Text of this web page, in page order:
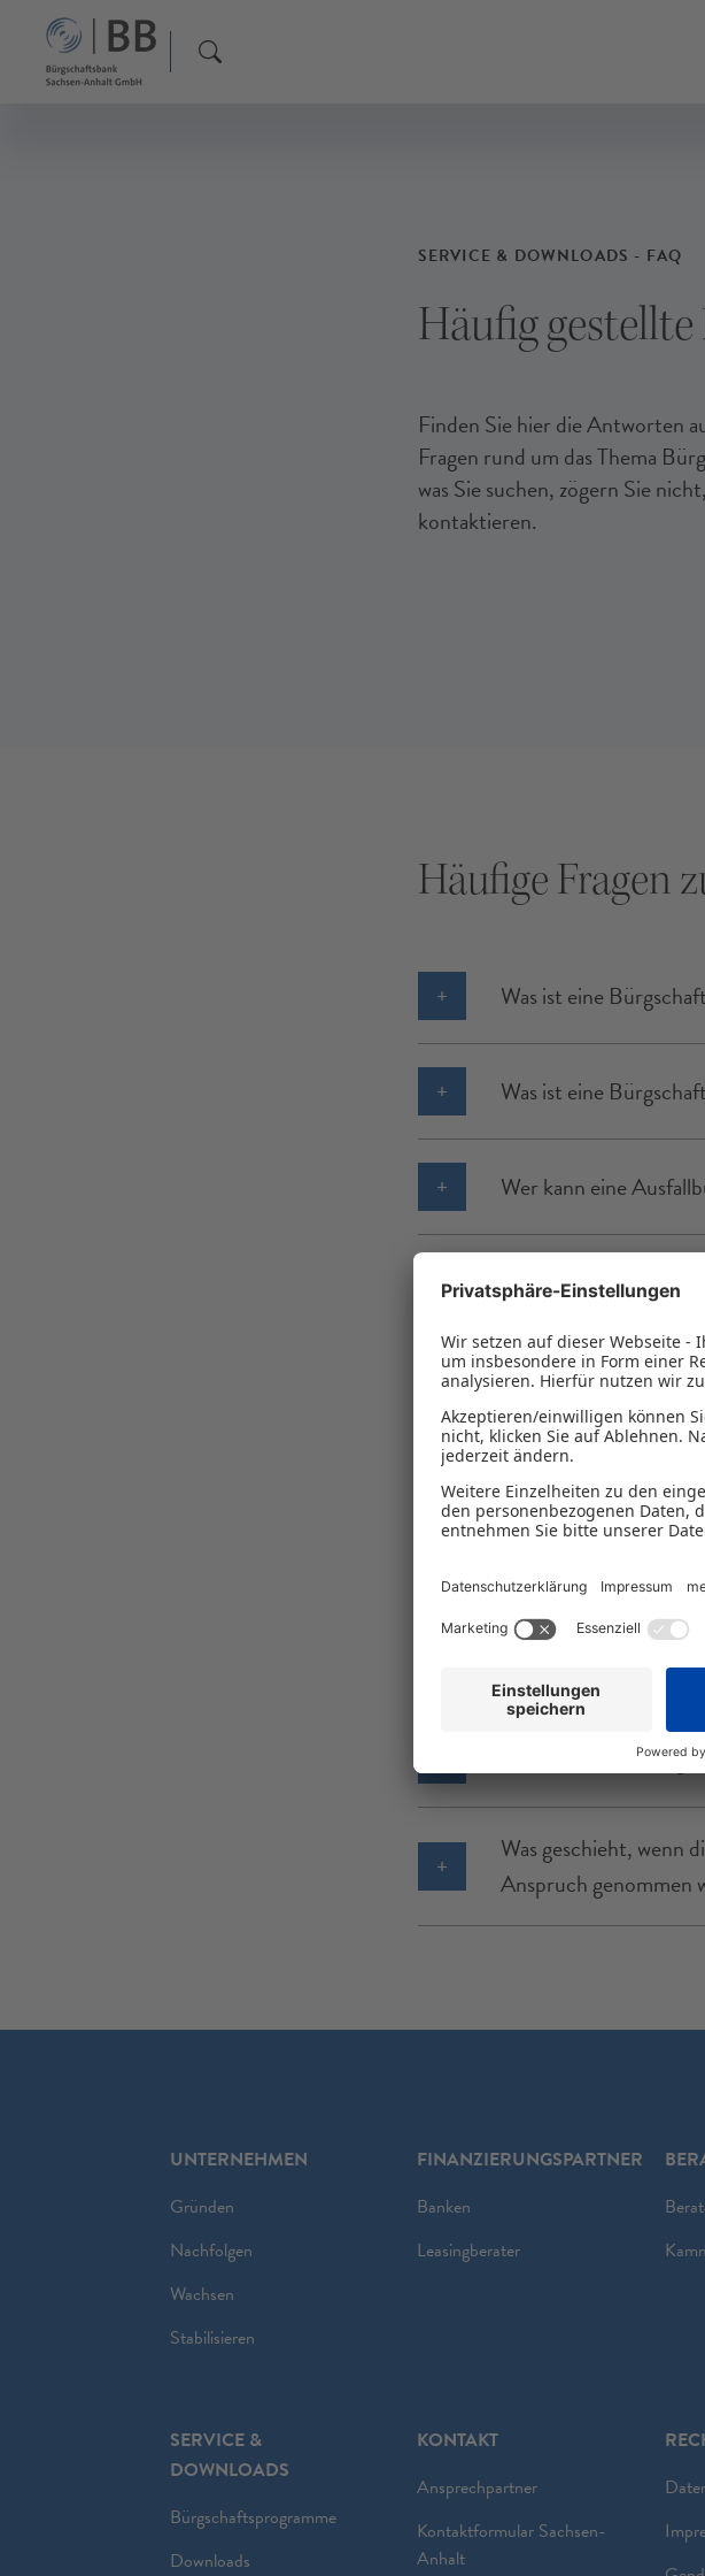
SERVICE & DOWNLOADS - FAQ
Häufig gestellte
Finden Sie hier die Antworten
Fragen rund um das Thema
was Sie suchen, zögern Sie
kontaktieren.
Häufige Fragen
Was ist eine
Was ist eine
Wer kann eine
Was fördert die
Welche Laufzeit hat
Wie wird die
Was ist eine
Übernimmt die
Was geschieht, wenn
Anspruch genommen
UNTERNEHMEN
Gründen
Nachfolgen
Wachsen
Stabilisieren
FINANZIERUNGSPARTNER
Banken
Leasingberater
SERVICE &
DOWNLOADS
Bürgschaftsprogramme
Downloads
KONTAKT
Ansprechpartner
Kontaktformular Sachsen-
Anhalt